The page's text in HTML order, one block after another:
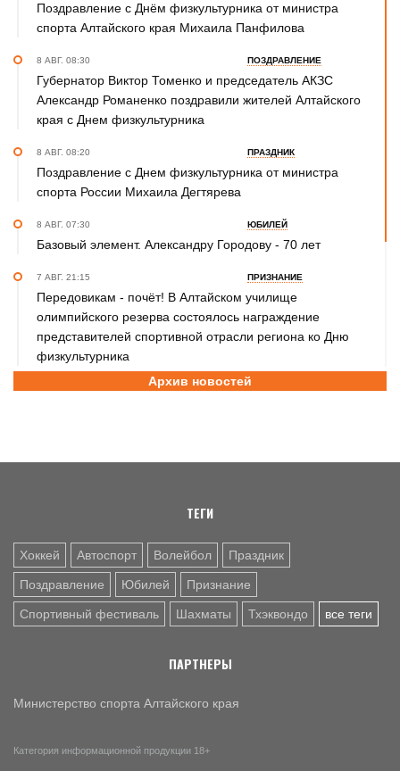
Поздравление с Днём физкультурника от министра
спорта Алтайского края Михаила Панфилова
8 АВГ. 08:30 ПОЗДРАВЛЕНИЕ
Губернатор Виктор Томенко и председатель АКЗС
Александр Романенко поздравили жителей Алтайского
края с Днем физкультурника
8 АВГ. 08:20 ПРАЗДНИК
Поздравление с Днем физкультурника от министра
спорта России Михаила Дегтярева
8 АВГ. 07:30 ЮБИЛЕЙ
Базовый элемент. Александру Городову - 70 лет
7 АВГ. 21:15 ПРИЗНАНИЕ
Передовикам - почёт! В Алтайском училище
олимпийского резерва состоялось награждение
представителей спортивной отрасли региона ко Дню
физкультурника
СПОРТИВНЫЙ ФЕСТИВАЛЬ
7 АВГ. 10:45 ШАХМАТЫ
Архив новостей
ТЕГИ
Хоккей Автоспорт Волейбол Праздник
Поздравление Юбилей Признание
Спортивный фестиваль Шахматы Тхэквондо все теги
ПАРТНЕРЫ
Министерство спорта Алтайского края
Категория информационной продукции 18+